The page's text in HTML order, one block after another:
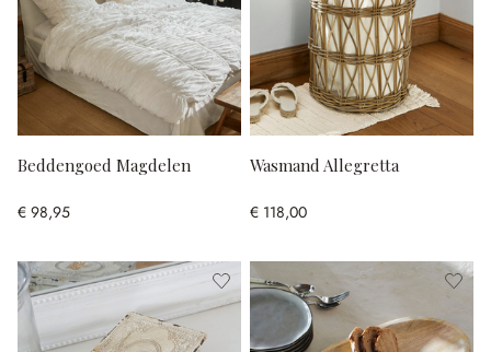
Beddengoed Magdelen
€ 98,95
Wasmand Allegretta
€ 118,00